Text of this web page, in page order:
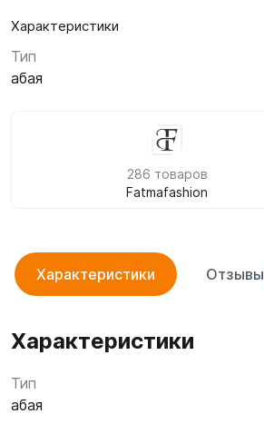
Характеристики
Тип
абая
286 товаров
Fatmafashion
Характеристики Отзывы
Характеристики
Тип
абая